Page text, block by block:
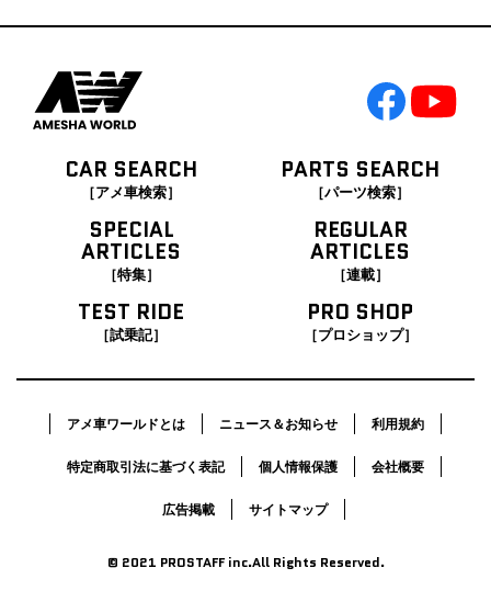
CAR SEARCH
［アメ車検索］
PARTS SEARCH
［パーツ検索］
SPECIAL
ARTICLES
［特集］
REGULAR
ARTICLES
［連載］
TEST RIDE
［試乗記］
PRO SHOP
［プロショップ］
アメ車ワールドとは ニュース＆お知らせ 利用規約
特定商取引法に基づく表記 個人情報保護 会社概要
広告掲載 サイトマップ
© 2021 PROSTAFF inc.All Rights Reserved.